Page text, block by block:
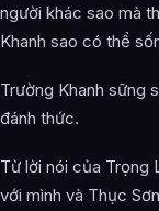
người khác sao mà
Khanh sao có thể
Trường Khanh sững
đánh thức.
Từ lời nói của Trọng
với mình và Thục